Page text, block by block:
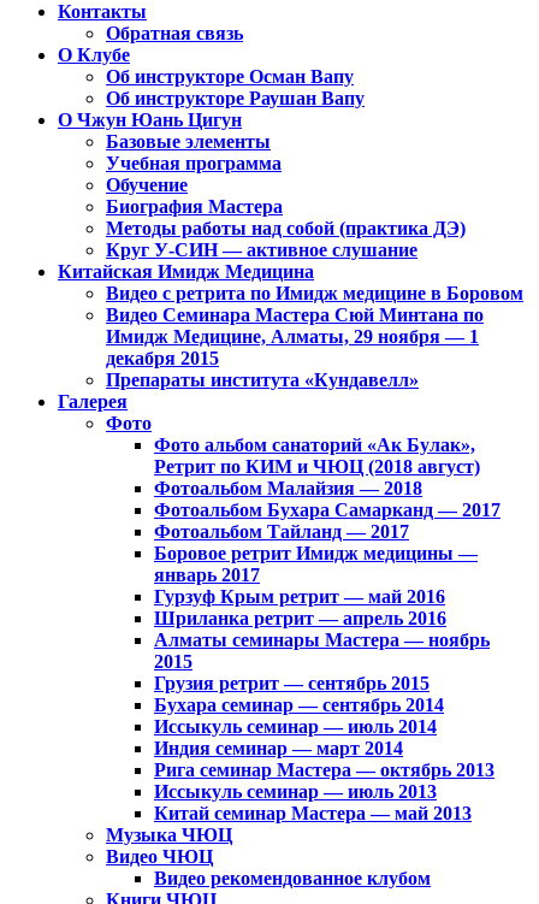
Клуб Чжун Юань Цигун в городах
Алматы, Астана, Павлодар,
Петропавловск, Экибастуз, Бишкек…
Контакты
Обратная связь
О Клубе
Об инструкторе Осман Вапу
Об инструкторе Раушан Вапу
О Чжун Юань Цигун
Базовые элементы
Учебная программа
Обучение
Биография Мастера
Методы работы над собой (практика ДЭ)
Круг У-СИН — активное слушание
Китайская Имидж Медицина
Видео с ретрита по Имидж медицине в Боровом
Видео Семинара Мастера Сюй Минтана по
Имидж Медицине, Алматы, 29 ноября — 1
декабря 2015
Препараты института «Кундавелл»
Галерея
Фото
Фото альбом санаторий «Ак Булак»,
Ретрит по КИМ и ЧЮЦ (2018 август)
Фотоальбом Малайзия — 2018
Фотоальбом Бухара Самарканд — 2017
Фотоальбом Тайланд — 2017
Боровое ретрит Имидж медицины —
январь 2017
Гурзуф Крым ретрит — май 2016
Шриланка ретрит — апрель 2016
Алматы семинары Мастера — ноябрь
2015
Грузия ретрит — сентябрь 2015
Бухара семинар — сентябрь 2014
Иссыкуль семинар — июль 2014
Индия семинар — март 2014
Рига семинар Мастера — октябрь 2013
Иссыкуль семинар — июль 2013
Китай семинар Мастера — май 2013
Музыка ЧЮЦ
Видео ЧЮЦ
Видео рекомендованное клубом